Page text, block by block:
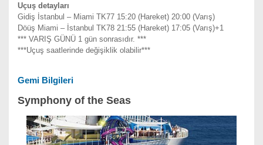
Uçuş detayları
Gidiş İstanbul – Miami TK77 15:20 (Hareket) 20:00 (Varış)
Döüş Miami – İstanbul TK78 21:55 (Hareket) 17:05 (Varış)+1
*** VARIŞ GÜNÜ 1 gün sonrasıdır. ***
***Uçuş saatlerinde değişiklik olabilir***
Gemi Bilgileri
Symphony of the Seas